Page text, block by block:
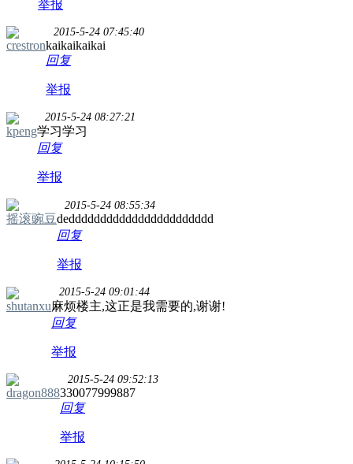
举报
crestron
2015-5-24 07:45:40
kaikaikaikai
回复
举报
kpeng
2015-5-24 08:27:21
学习学习
回复
举报
摇滚豌豆
2015-5-24 08:55:34
deddddddddddddddddddddddd
回复
举报
shutanxu
2015-5-24 09:01:44
麻烦楼主,这正是我需要的,谢谢!
回复
举报
dragon888
2015-5-24 09:52:13
330077999887
回复
举报